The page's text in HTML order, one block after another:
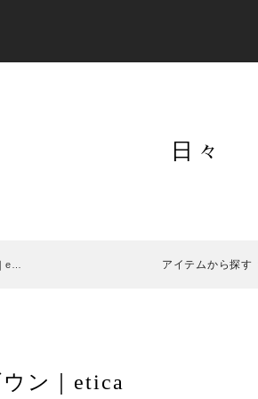
日々
e… アイテムから探す
ン｜etica